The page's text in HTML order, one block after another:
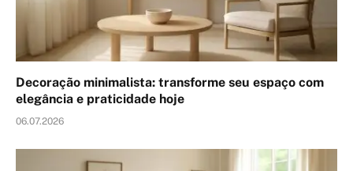
Decoração minimalista: transforme seu espaço com
elegância e praticidade hoje
06.07.2026